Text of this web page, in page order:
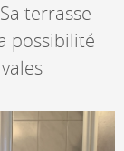
terrasse
possibilité